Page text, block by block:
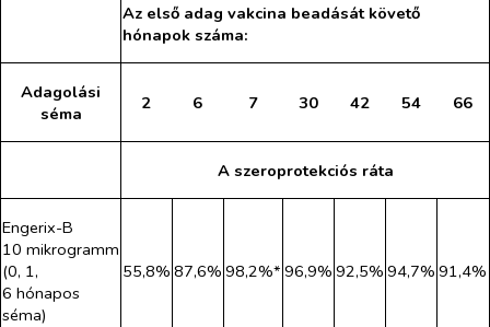
Az első adag vakcina beadását követő
hónapok száma:
Adagolási
séma
2 6 7 30 42 54 66
A szeroprotekciós ráta
Engerix-B
10 mikrogramm
(0, 1,
6 hónapos
séma)
55,8% 87,6% 98,2%* 96,9% 92,5% 94,7% 91,4%